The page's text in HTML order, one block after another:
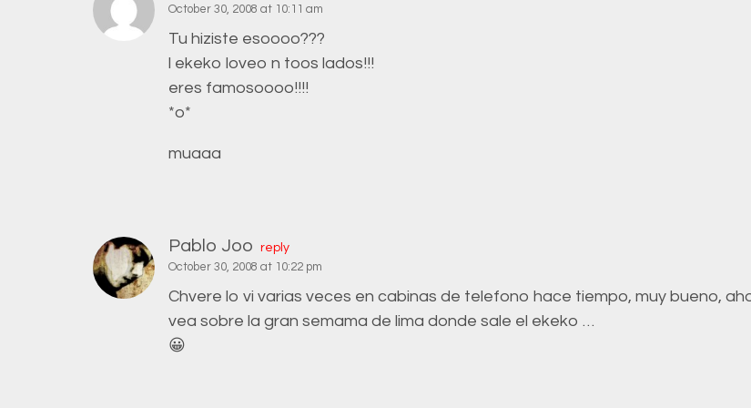
October 30, 2008 at 10:11 am
Tu hiziste esoooo???
l ekeko loveo n toos lados!!!
eres famosoooo!!!!
*o*
muaaa
Pablo Joo
reply
October 30, 2008 at 10:22 pm
Chvere lo vi varias veces en cabinas de telefono hace tiempo, muy bueno,
vea sobre la gran semama de lima donde sale el ekeko …
😀